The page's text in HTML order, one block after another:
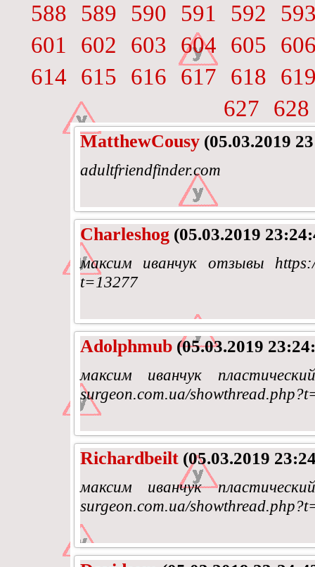
588
589 590 591 592
601
602 603 604 605
614
615 616 617 618
627
628
MatthewCousy (05.03.2019
adultfriendfinder.com
Charleshog (05.03.2019
максим иванчук отзывы
t=13277
Adolphmub (05.03.2019
максим иванчук
surgeon.com.ua/
Richardbeilt (05.03.2019
максим иванчук
surgeon.com.ua/